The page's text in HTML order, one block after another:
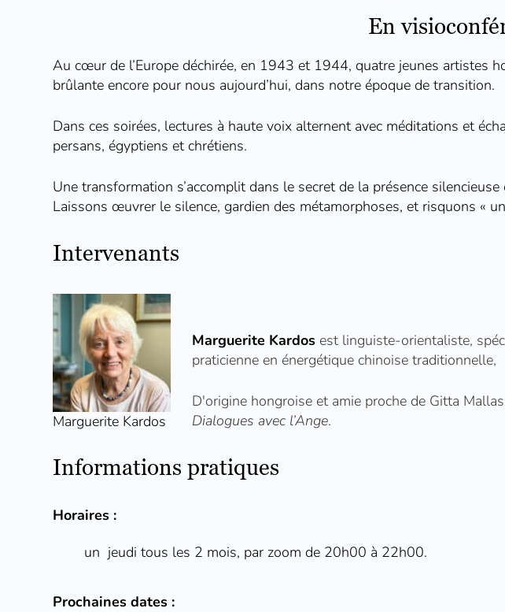
En
Au cœur de l’Europe déchirée, en 1943 et 1944, quatre jeunes artistes
brûlante encore pour nous aujourd’hui, dans notre époque de transition.
Dans ces soirées, lectures à haute voix alternent avec méditations et
persans, égyptiens et chrétiens.
Une transformation s’accomplit dans le secret de la présence
Laissons œuvrer le silence, gardien des métamorphoses, et risquons «
Intervenants
Marguerite Kardos
Marguerite Kardos est linguiste-orientaliste,
praticienne en énergétique chinoise traditionnelle,
D'origine hongroise et amie proche de Gitta
Dialogues avec l’Ange.
Informations pratiques
Horaires :
un jeudi tous les 2 mois, par zoom de 20h00 à 22h00.
Prochaines dates :